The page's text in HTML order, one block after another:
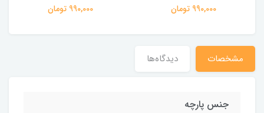
990,000 تومان 990,000 تومان
مشخصات دیدگاه‌ها
جنس پارچه